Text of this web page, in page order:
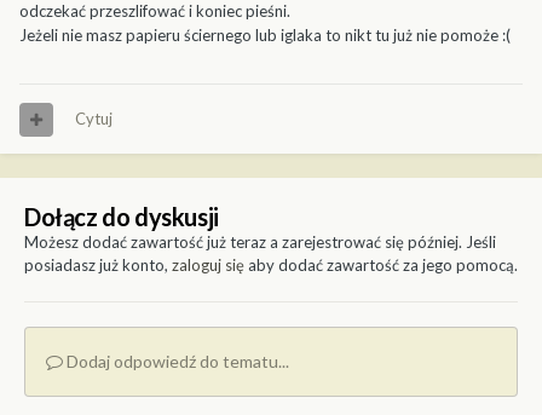
odczekać przeszlifować i koniec pieśni.
Jeżeli nie masz papieru ściernego lub iglaka to nikt tu już nie pomoże :(
Cytuj
Dołącz do dyskusji
Możesz dodać zawartość już teraz a zarejestrować się później. Jeśli
posiadasz już konto, zaloguj sięaby dodać zawartość za jego pomocą.
Dodaj odpowiedź do tematu...